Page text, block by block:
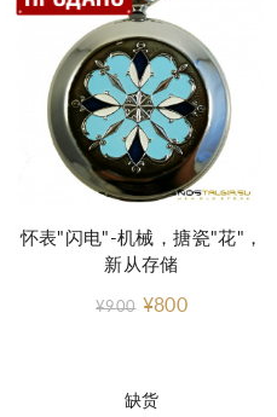
缺货
怀表"闪电"-机械，搪瓷"花"，
新从存储
¥900 ¥800